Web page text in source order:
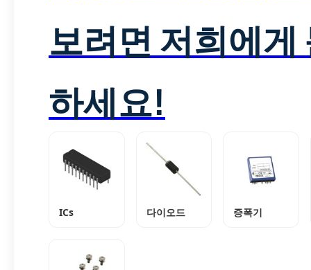
보려면 저희에게
하세요!
ICs 다이오드 증폭기